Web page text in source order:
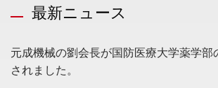
最新ニュース
元成機械の劉会長が国防医療大学薬学部
されました。